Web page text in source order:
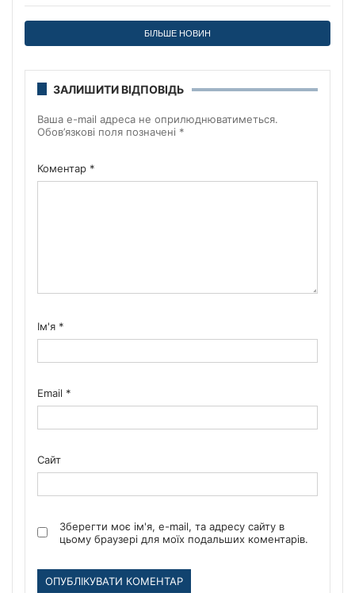
БІЛЬШЕ НОВИН
ЗАЛИШИТИ ВІДПОВІДЬ
Ваша e-mail адреса не оприлюднюватиметься.
Обов’язкові поля позначені *
Коментар *
Ім'я *
Email *
Сайт
Зберегти моє ім'я, e-mail, та адресу сайту в
цьому браузері для моїх подальших коментарів.